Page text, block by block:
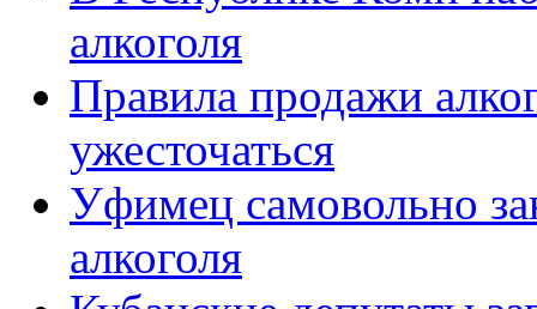
алкоголя
Правила продажи
ужесточаться
Уфимец самовольно
алкоголя